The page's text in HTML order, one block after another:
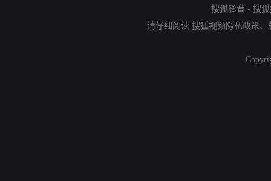
搜狐影音 - 搜
请仔细阅读 搜狐视频隐私政策、